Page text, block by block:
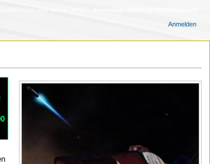
skins/Skin.php at line 1639] in
Anmelden